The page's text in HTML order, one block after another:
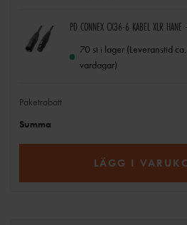
PD CONNEX CX36-6 KABEL XLR
70 st i lager (Leveranstid
vardagar)
Paketrabatt
Summa
LÄGG I